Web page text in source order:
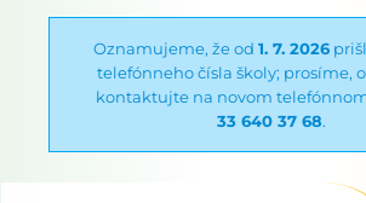
Oznamujeme, že od 1. 7. 2026
telefónneho čísla školy; prosíme,
kontaktujte na novom
33 640 37 68.